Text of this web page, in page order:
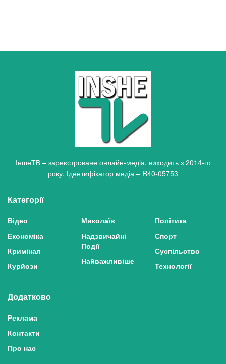
ІншеТВ – зареєстроване онлайн-медіа, виходить з 2014-го
року. Ідентифікатор медіа – R40-05753
Категорії
Відео
Економіка
Кримінал
Курйози
Миколаїв
Надзвичайні
Події
Найважливіше
Політика
Спорт
Суспільство
Технології
Додатково
Реклама
Контакти
Про нас